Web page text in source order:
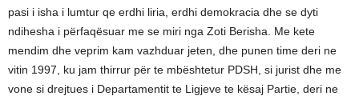
pasi i isha i lumtur qe erdhi liria, erdhi demokracia dhe se dyti
ndihesha i përfaqësuar me se miri nga Zoti Berisha. Me kete
mendim dhe veprim kam vazhduar jeten, dhe punen time deri ne
vitin 1997, ku jam thirrur për te mbështetur PDSH, si jurist dhe me
vone si drejtues i Departamentit te Ligjeve te kësaj Partie, deri ne